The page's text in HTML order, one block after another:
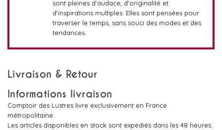
sont pleines d'audace, d'originalité et
d'inspirations multiples. Elles sont pensées pour
traverser le temps, sans souci des modes et des
tendances.
Livraison & Retour
Informations livraison
Comptoir des Lustres livre exclusivement en France
métropolitaine.
Les articles disponibles en stock sont expédiés dans les 48 heures